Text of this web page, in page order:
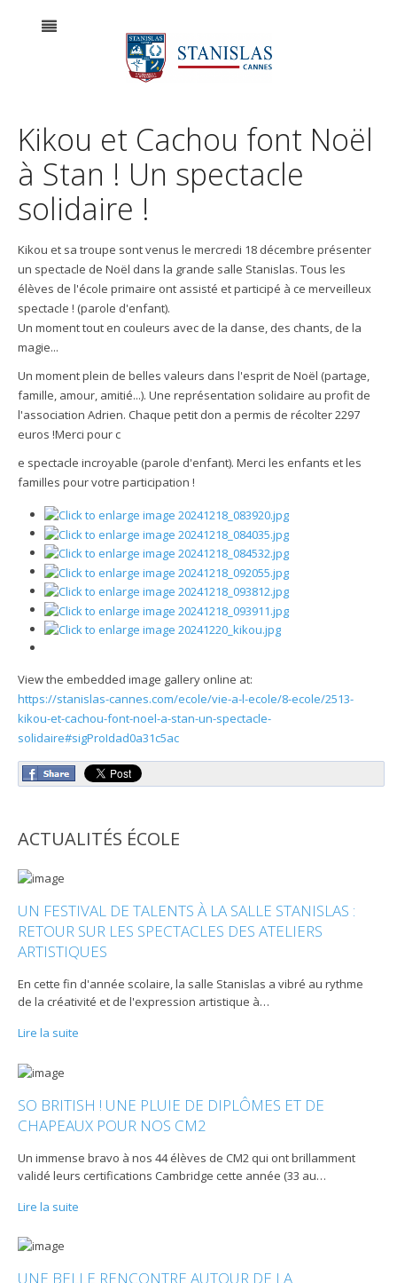
Kikou et Cachou font Noël
à Stan ! Un spectacle
solidaire !
Kikou et sa troupe sont venus le mercredi 18 décembre présenter
un spectacle de Noël dans la grande salle Stanislas. Tous les
élèves de l'école primaire ont assisté et participé à ce merveilleux
spectacle ! (parole d'enfant).
Un moment tout en couleurs avec de la danse, des chants, de la
magie...
Un moment plein de belles valeurs dans l'esprit de Noël (partage,
famille, amour, amitié...). Une représentation solidaire au profit de
l'association Adrien. Chaque petit don a permis de récolter 2297
euros !Merci pour c
e spectacle incroyable (parole d'enfant). Merci les enfants et les
familles pour votre participation !
View the embedded image gallery online at:
https://stanislas-cannes.com/ecole/vie-a-l-ecole/8-ecole/2513-
kikou-et-cachou-font-noel-a-stan-un-spectacle-
solidaire#sigProIdad0a31c5ac
ACTUALITÉS ÉCOLE
UN FESTIVAL DE TALENTS À LA SALLE STANISLAS :
RETOUR SUR LES SPECTACLES DES ATELIERS
ARTISTIQUES
En cette fin d'année scolaire, la salle Stanislas a vibré au rythme
de la créativité et de l'expression artistique à…
Lire la suite
SO BRITISH ! UNE PLUIE DE DIPLÔMES ET DE
CHAPEAUX POUR NOS CM2
Un immense bravo à nos 44 élèves de CM2 qui ont brillamment
validé leurs certifications Cambridge cette année (33 au…
Lire la suite
UNE BELLE RENCONTRE AUTOUR DE LA